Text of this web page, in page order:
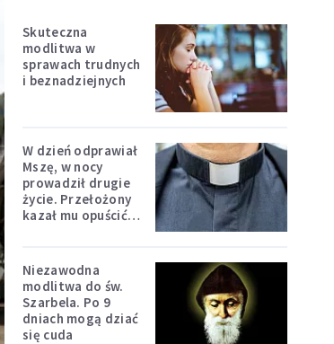
Skuteczna
modlitwa w
sprawach trudnych
i beznadziejnych
W dzień odprawiał
Mszę, w nocy
prowadził drugie
życie. Przełożony
kazał mu opuścić
Niezawodna
modlitwa do św.
Szarbela. Po 9
dniach mogą dziać
się cuda